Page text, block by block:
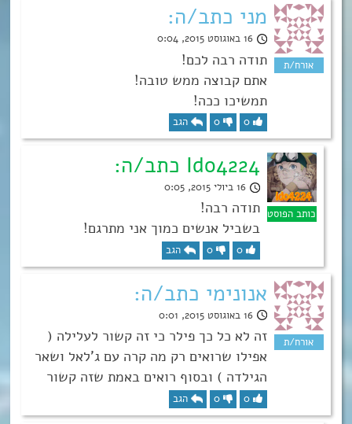
מני כתב/ה:
16 באוגוסט 2015, 0:04
תודה רבה לכם!
אתם קבוצה ממש טובה!
תמשיכו ככה!
0
0 הגב
Ido4224 כתב/ה:
16 ביולי 2015, 0:05
תודה רבה!
בשביל אנשים כמוך אני מתרגם!
0
0 הגב
אנונימי כתב/ה:
16 באוגוסט 2015, 0:01
זה לא כל כך פילר כי זה קשור לעלילה (
אפילו שרואים רק מה קרה עם ג’לאל ושאר
הגילדה ) ובסוף רואים באמת שזה קשור
0
0 הגב